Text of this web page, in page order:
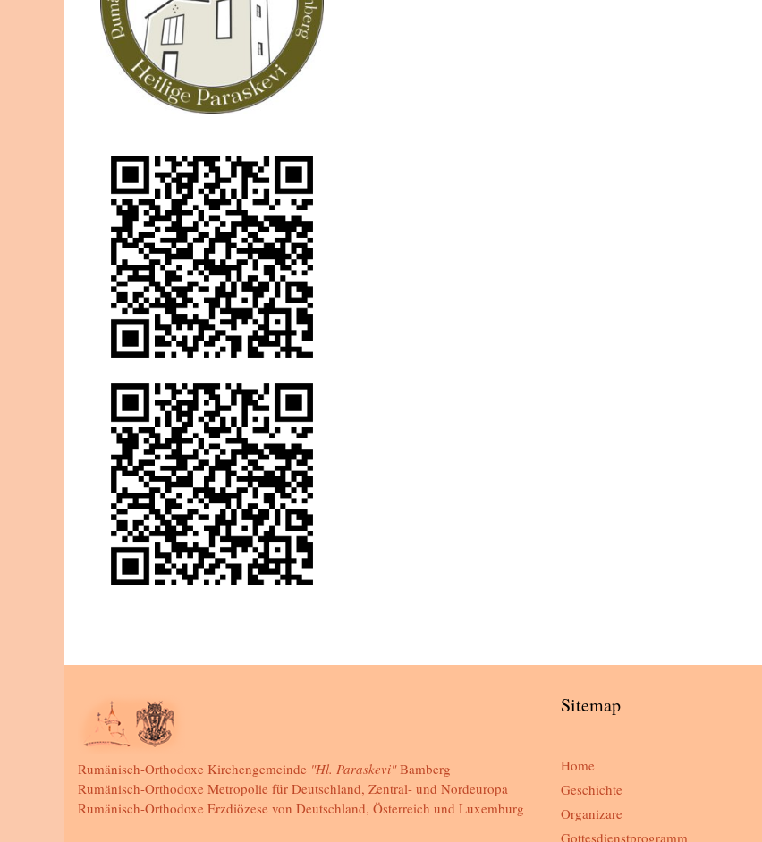
Rumänisch-Orthodoxe Kirchengemeinde "Hl. Paraskevi"Bamberg
Rumänisch-Orthodoxe Metropolie für Deutschland, Zentral- und Nordeuropa
Rumänisch-Orthodoxe Erzdiözese von Deutschland, Österreich und Luxemburg
Sitemap
Home
Geschichte
Organizare
Gottesdienstprogramm